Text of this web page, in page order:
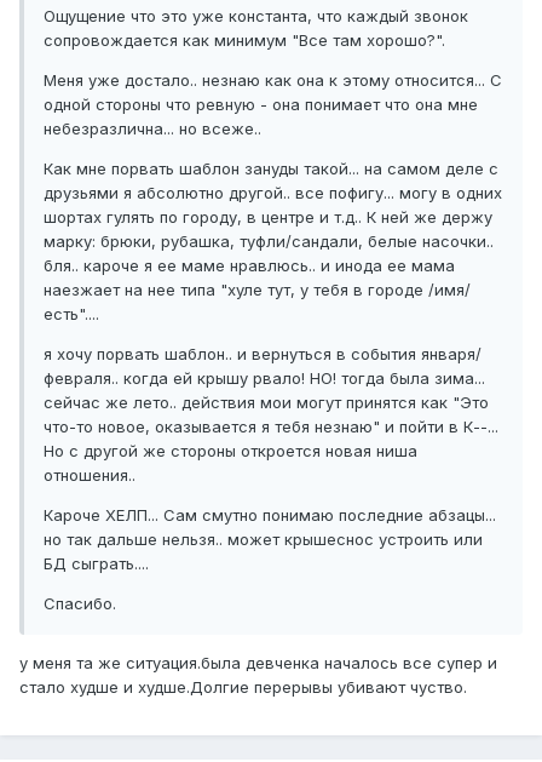
Ощущение что это уже константа, что каждый звонок
сопровождается как минимум "Все там хорошо?".
Меня уже достало.. незнаю как она к этому относится... С
одной стороны что ревную - она понимает что она мне
небезразлична... но всеже..
Как мне порвать шаблон зануды такой... на самом деле с
друзьями я абсолютно другой.. все пофигу... могу в одних
шортах гулять по городу, в центре и т.д.. К ней же держу
марку: брюки, рубашка, туфли/сандали, белые насочки..
бля.. кароче я ее маме нравлюсь.. и инода ее мама
наезжает на нее типа "хуле тут, у тебя в городе /имя/
есть"....
я хочу порвать шаблон.. и вернуться в события января/
февраля.. когда ей крышу рвало! НО! тогда была зима...
сейчас же лето.. действия мои могут принятся как "Это
что-то новое, оказывается я тебя незнаю" и пойти в К--...
Но с другой же стороны откроется новая ниша
отношения..
Кароче ХЕЛП... Сам смутно понимаю последние абзацы...
но так дальше нельзя.. может крышеснос устроить или
БД сыграть....
Спасибо.
у меня та же ситуация.была девченка началось все супер и
стало худше и худше.Долгие перерывы убивают чуство.